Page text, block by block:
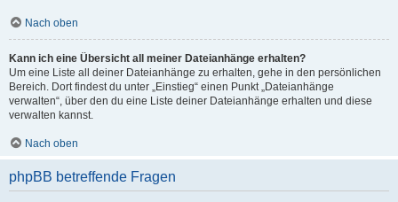
Nach oben
Kann ich eine Übersicht all meiner Dateianhänge erhalten?
Um eine Liste all deiner Dateianhänge zu erhalten, gehe in den persönlichen
Bereich. Dort findest du unter „Einstieg“ einen Punkt „Dateianhänge
verwalten“, über den du eine Liste deiner Dateianhänge erhalten und diese
verwalten kannst.
Nach oben
phpBB betreffende Fragen